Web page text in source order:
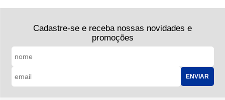
Cadastre-se e receba nossas novidades e
promoções
ENVIAR